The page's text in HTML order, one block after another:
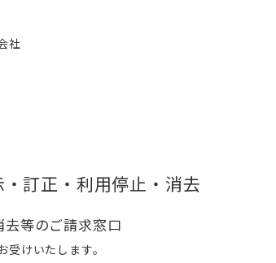
社
訂正・利用停止・消去
等のご請求窓口
けいたします。